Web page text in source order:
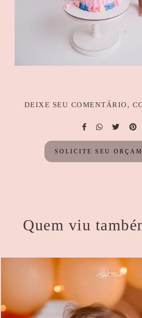
DEIXE SEU COMENTÁRIO,
SOLICITE SEU
Quem viu